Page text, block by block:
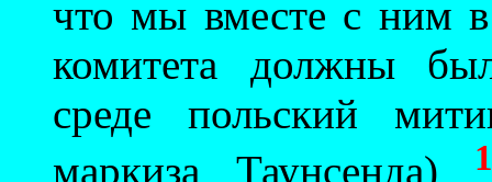
что мы вместе с ним в
комитета должны
среде польский
маркиза Таунсенда)